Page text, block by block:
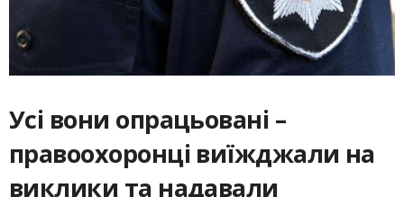
Усі вони опрацьовані –
правоохоронці виїжджали на
виклики та надавали